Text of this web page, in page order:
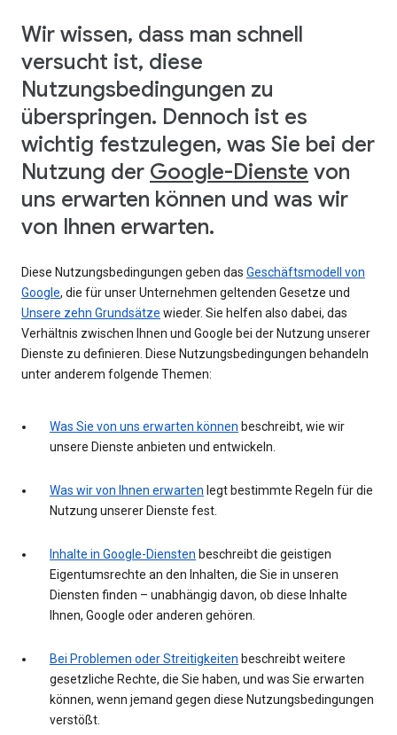
Wir wissen, dass man schnell
versucht ist, diese
Nutzungsbedingungen zu
überspringen. Dennoch ist es
wichtig festzulegen, was Sie bei der
Nutzung der Google-Dienste von
uns erwarten können und was wir
von Ihnen erwarten.
Diese Nutzungsbedingungen geben das Geschäftsmodell von
Google, die für unser Unternehmen geltenden Gesetze und
Unsere zehn Grundsätze wieder. Sie helfen also dabei, das
Verhältnis zwischen Ihnen und Google bei der Nutzung unserer
Dienste zu definieren. Diese Nutzungsbedingungen behandeln
unter anderem folgende Themen:
Was Sie von uns erwarten können beschreibt, wie wir
unsere Dienste anbieten und entwickeln.
Was wir von Ihnen erwarten legt bestimmte Regeln für die
Nutzung unserer Dienste fest.
Inhalte in Google-Diensten beschreibt die geistigen
Eigentumsrechte an den Inhalten, die Sie in unseren
Diensten finden – unabhängig davon, ob diese Inhalte
Ihnen, Google oder anderen gehören.
Bei Problemen oder Streitigkeiten beschreibt weitere
gesetzliche Rechte, die Sie haben, und was Sie erwarten
können, wenn jemand gegen diese Nutzungsbedingungen
verstößt.